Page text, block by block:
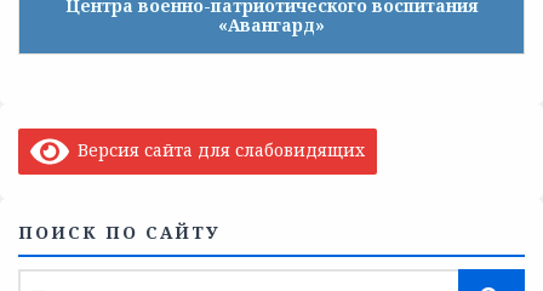
Центра военно-патриотического воспитания
«Авангард»
Версия сайта для слабовидящих
ПОИСК ПО САЙТУ